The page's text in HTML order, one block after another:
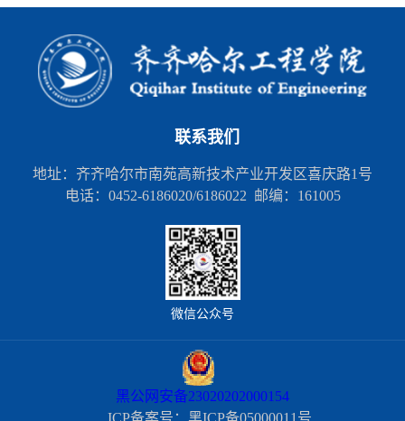
联系我们
地址：齐齐哈尔市南苑高新技术产业开发区喜庆路1号
电话：0452-6186020/6186022 邮编：161005
微信公众号
黑公网安备23020202000154